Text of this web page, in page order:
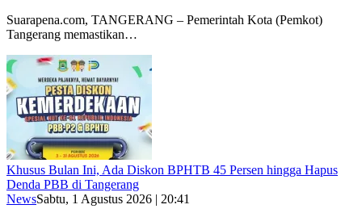
Suarapena.com, TANGERANG – Pemerintah Kota (Pemkot)
Tangerang memastikan…
Khusus Bulan Ini, Ada Diskon BPHTB 45 Persen hingga Hapus
Denda PBB di Tangerang
NewsSabtu, 1 Agustus 2026 | 20:41